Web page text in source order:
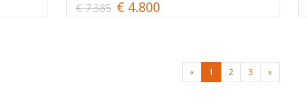
€ 7.385 € 4.800
« 1 2 3 »